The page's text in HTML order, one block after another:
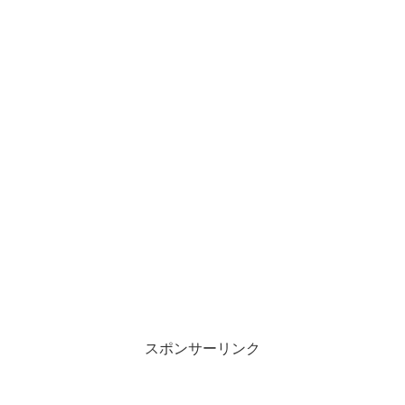
スポンサーリンク